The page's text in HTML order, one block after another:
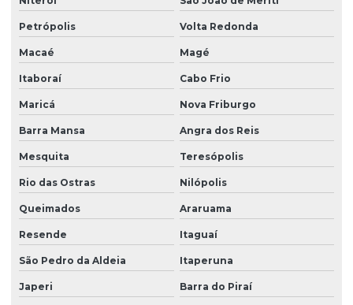
Grama sintética instalada preço
Grama sintética onde comprar
Grama sintética onde encontrar
Grama sintética orçamento
Grama sintética preço
Grama sintética preço metro quadrado
Grama sintética a venda
Instalação de grama sintética
Instalação de piso esportivo modular
Petrópolis Volta Redonda
Macaé Magé
Itaboraí Cabo Frio
Maricá Nova Friburgo
Barra Mansa Angra dos Reis
Mesquita Teresópolis
Rio das Ostras Nilópolis
Queimados Araruama
Resende Itaguaí
São Pedro da Aldeia Itaperuna
Japeri Barra do Piraí